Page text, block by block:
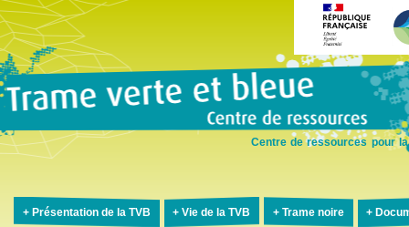
Centre de ressources pour
Présentation de la TVB Vie de la TVB Trame noire